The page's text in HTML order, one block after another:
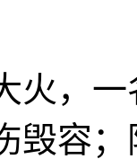
火，
毁容